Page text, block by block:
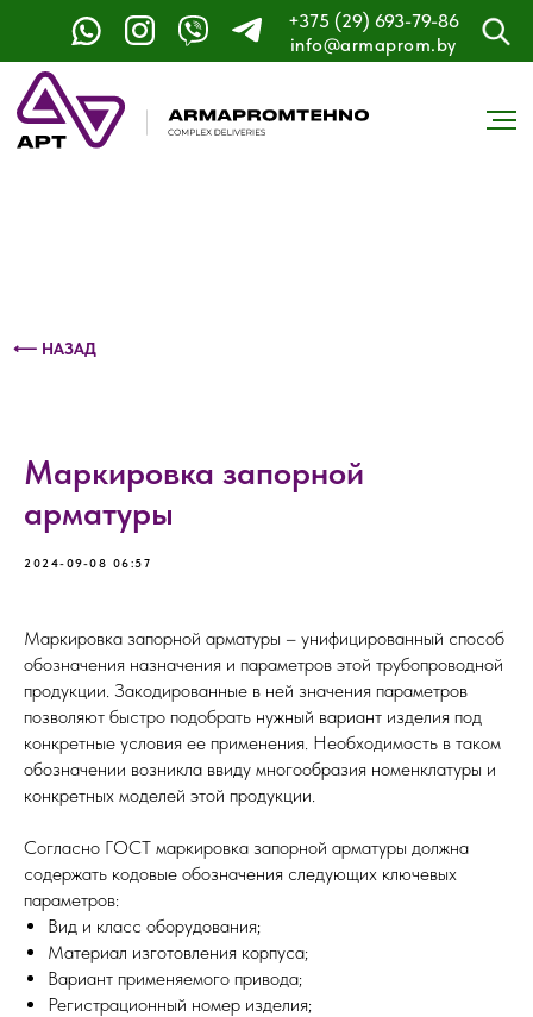
+375 (29) 693-79-86
info@armaprom.by
Контактный телефон: +375 (29) 693-79-86
⟵ НАЗАД
Маркировка запорной
арматуры
2024-09-08 06:57
Маркировка запорной арматуры – унифицированный способ
обозначения назначения и параметров этой трубопроводной
продукции. Закодированные в ней значения параметров
позволяют быстро подобрать нужный вариант изделия под
конкретные условия ее применения. Необходимость в таком
обозначении возникла ввиду многообразия номенклатуры и
конкретных моделей этой продукции.
Согласно ГОСТ маркировка запорной арматуры должна
содержать кодовые обозначения следующих ключевых
параметров:
Вид и класс оборудования;
Материал изготовления корпуса;
Вариант применяемого привода;
Регистрационный номер изделия;